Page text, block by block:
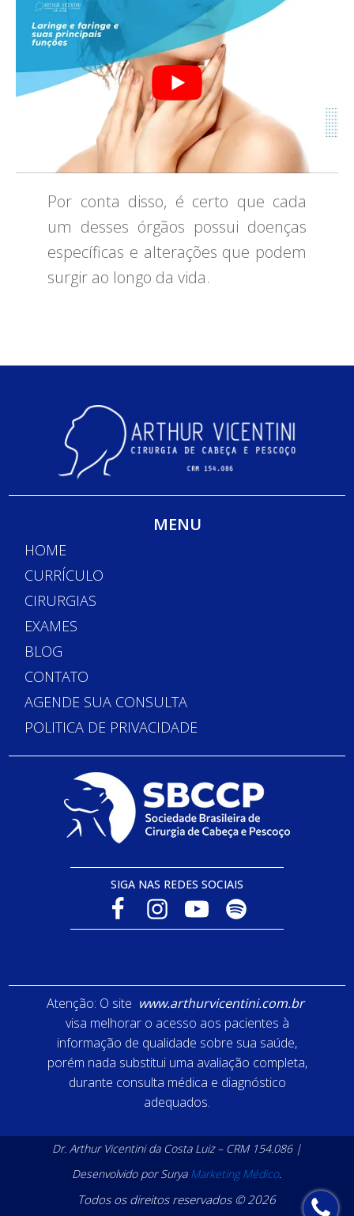
Por conta disso, é certo que cada
um desses órgãos possui doenças
específicas e alterações que podem
surgir ao longo da vida.
MENU
HOME
CURRÍCULO
CIRURGIAS
EXAMES
BLOG
CONTATO
AGENDE SUA CONSULTA
POLITICA DE PRIVACIDADE
SIGA NAS REDES SOCIAIS
Atenção: O site www.arthurvicentini.com.br
visa melhorar o acesso aos pacientes à
informação de qualidade sobre sua saúde,
porém nada substitui uma avaliação completa,
durante consulta médica e diagnóstico
adequados.
Dr. Arthur Vicentini da Costa Luiz – CRM 154.086 |
Desenvolvido por Surya Marketing Médico.
Todos os direitos reservados © 2026